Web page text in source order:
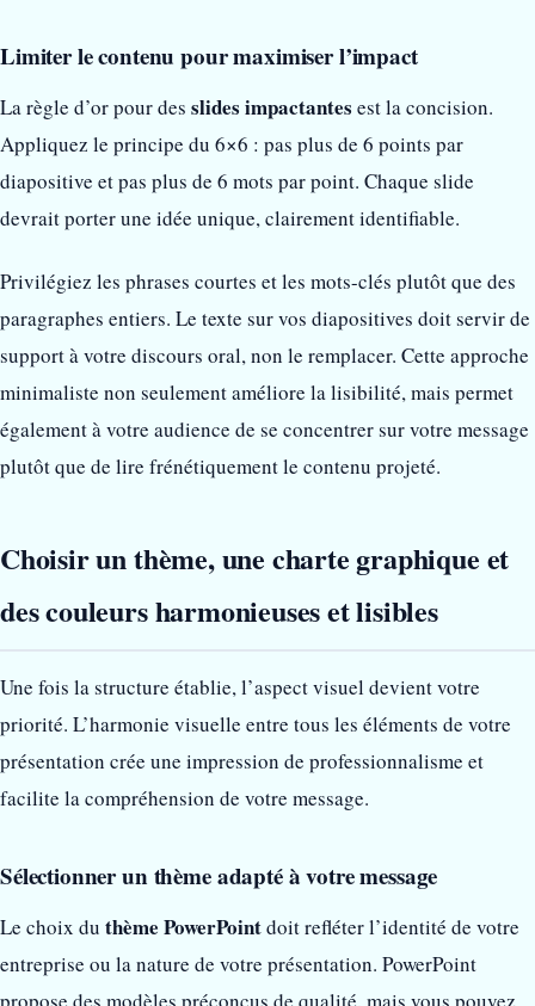
Limiter le contenu pour maximiser l’impact
La règle d’or pour des slides impactantes est la concision.
Appliquez le principe du 6×6 : pas plus de 6 points par
diapositive et pas plus de 6 mots par point. Chaque slide
devrait porter une idée unique, clairement identifiable.
Privilégiez les phrases courtes et les mots-clés plutôt que des
paragraphes entiers. Le texte sur vos diapositives doit servir de
support à votre discours oral, non le remplacer. Cette approche
minimaliste non seulement améliore la lisibilité, mais permet
également à votre audience de se concentrer sur votre message
plutôt que de lire frénétiquement le contenu projeté.
Choisir un thème, une charte graphique et
des couleurs harmonieuses et lisibles
Une fois la structure établie, l’aspect visuel devient votre
priorité. L’harmonie visuelle entre tous les éléments de votre
présentation crée une impression de professionnalisme et
facilite la compréhension de votre message.
Sélectionner un thème adapté à votre message
Le choix du thème PowerPointdoit refléter l’identité de votre
entreprise ou la nature de votre présentation. PowerPoint
propose des modèles préconçus de qualité, mais vous pouvez